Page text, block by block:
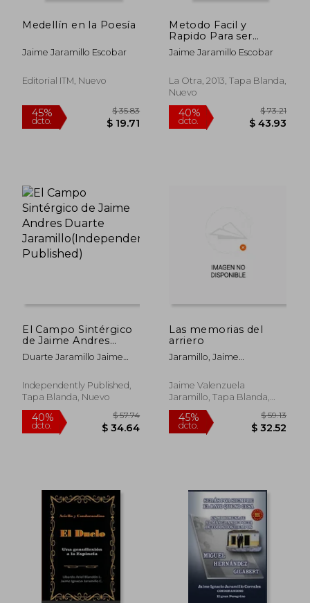
dcto. $ 23.72 dcto.
Medellín en la Poesía
Jaime Jaramillo Escobar
Editorial ITM, Nuevo
Metodo Facil y
Rapido Para ser
Poeta
Jaime Jaramillo Escobar
La Otra, 2013, Tapa Blanda,
Nuevo
El Campo Sintérgico
de Jaime Andres
Duarte
Jaramillo(Independently
Duarte Jaramillo Jaime
Independently Published,
Tapa Blanda, Nuevo
Las memorias del
arriero
Jaramillo, Jaime
Jaime Valenzuela
Jaramillo, Tapa Blanda,
Nuevo